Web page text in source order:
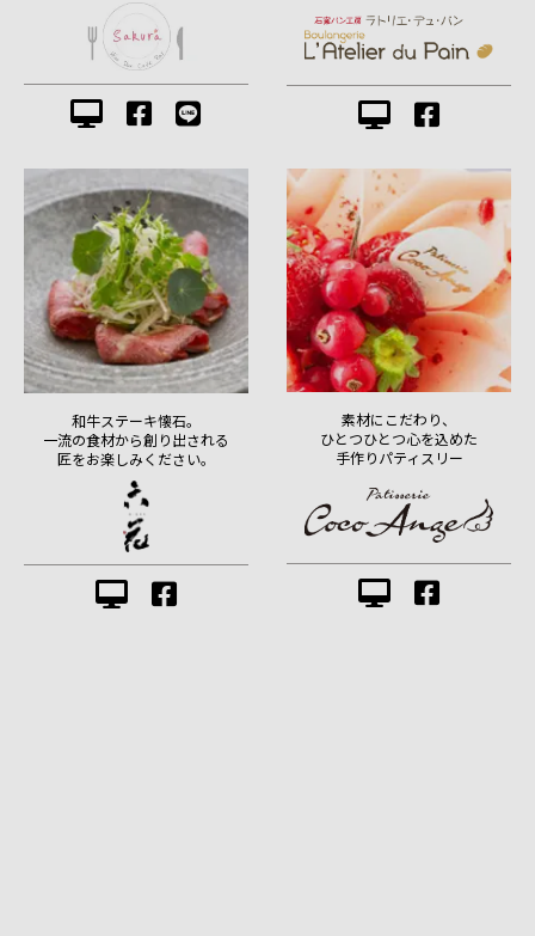
和牛ステーキ懐石。
一流の食材から創り出される
匠をお楽しみください。
素材にこだわり、
ひとつひとつ心を込めた
手作りパティスリー